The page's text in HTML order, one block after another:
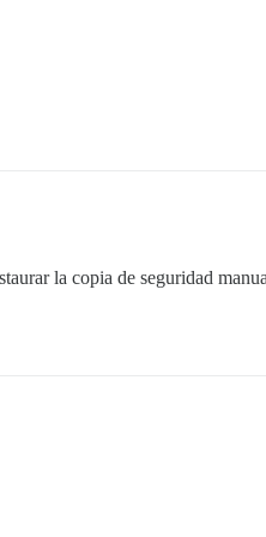
renice -n 5 -p
la copia de seguridad